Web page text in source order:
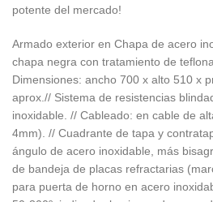
potente del mercado!
Armado exterior en Chapa de acero
chapa negra con tratamiento de
Dimensiones: ancho 700 x alto 510 x
aprox.// Sistema de resistencias
inoxidable. // Cableado: en cable de
4mm). // Cuadrante de tapa y
ángulo de acero inoxidable, más
de bandeja de placas refractarias
para puerta de horno en acero